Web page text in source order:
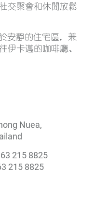
交聚會和休閒放鬆
安靜的住宅區，兼
伊卡邁的咖啡廳、
Nuea,
215 8825
215 8825